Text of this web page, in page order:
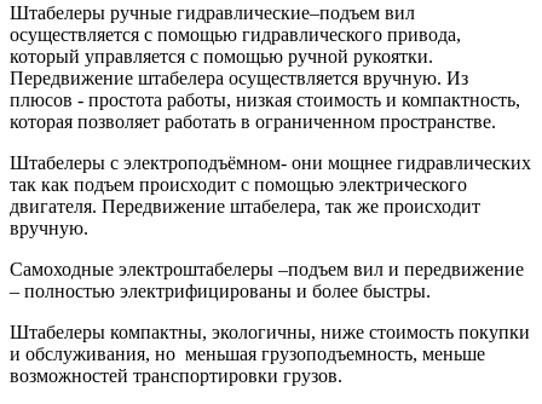
Штабелеры ручные гидравлические–подъем вил
осуществляется с помощью гидравлического привода,
который управляется с помощью ручной рукоятки.
Передвижение штабелера осуществляется вручную. Из
плюсов - простота работы, низкая стоимость и компактность,
которая позволяет работать в ограниченном пространстве.
Штабелеры с электроподъёмном- они мощнее гидравлических
так как подъем происходит с помощью электрического
двигателя. Передвижение штабелера, так же происходит
вручную.
Самоходные электроштабелеры –подъем вил и передвижение
– полностью электрифицированы и более быстры.
Штабелеры компактны, экологичны, ниже стоимость покупки
и обслуживания, но меньшая грузоподъемность, меньше
возможностей транспортировки грузов.